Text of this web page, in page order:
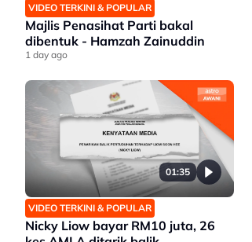
VIDEO TERKINI & POPULAR
Majlis Penasihat Parti bakal
dibentuk - Hamzah Zainuddin
1 day ago
01:35
VIDEO TERKINI & POPULAR
Nicky Liow bayar RM10 juta, 26